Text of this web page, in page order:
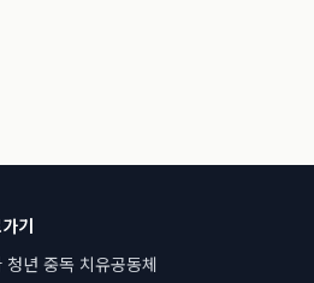
기
청년 중독 치유공동체